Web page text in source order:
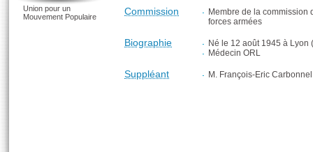
Commission
Membre de la commission
forces armées
Biographie
Né le 12 août 1945 à Lyon
Médecin ORL
Suppléant M. François-Eric Carbonnel
Union pour un
Mouvement Populaire